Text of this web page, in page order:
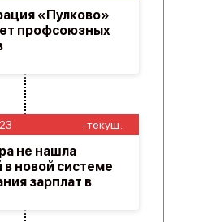
-текущ.
не нашла
новой системе
зарплат в
«Пулково»
профсоюзных